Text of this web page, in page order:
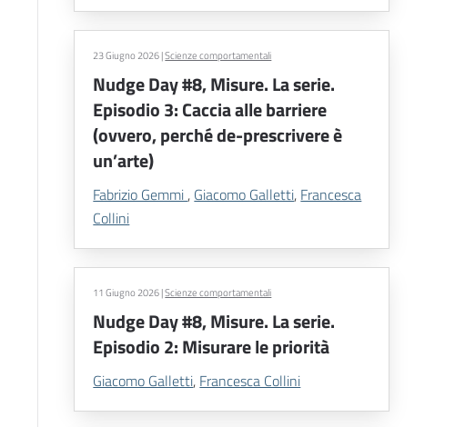
23 Giugno 2026|Scienze comportamentali
Nudge Day #8, Misure. La serie.
Episodio 3: Caccia alle barriere
(ovvero, perché de-prescrivere è
un’arte)
Fabrizio Gemmi , Giacomo Galletti, Francesca
Collini
11 Giugno 2026|Scienze comportamentali
Nudge Day #8, Misure. La serie.
Episodio 2: Misurare le priorità
Giacomo Galletti, Francesca Collini